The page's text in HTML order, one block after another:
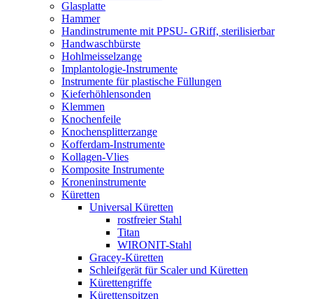
Glasplatte
Hammer
Handinstrumente mit PPSU- GRiff, sterilisierbar
Handwaschbürste
Hohlmeisselzange
Implantologie-Instrumente
Instrumente für plastische Füllungen
Kieferhöhlensonden
Klemmen
Knochenfeile
Knochensplitterzange
Kofferdam-Instrumente
Kollagen-Vlies
Komposite Instrumente
Kroneninstrumente
Küretten
Universal Küretten
rostfreier Stahl
Titan
WIRONIT-Stahl
Gracey-Küretten
Schleifgerät für Scaler und Küretten
Kürettengriffe
Kürettenspitzen